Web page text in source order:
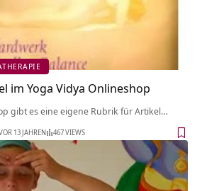
im Yoga Vidya Onlineshop
gibt es eine eigene Rubrik für Artikel…
13 JAHREN 467 VIEWS